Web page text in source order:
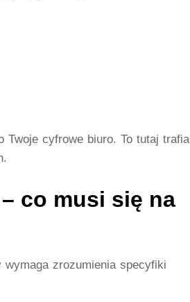
cyfrowe biuro. To tutaj trafia
co musi się na
zrozumienia specyfiki